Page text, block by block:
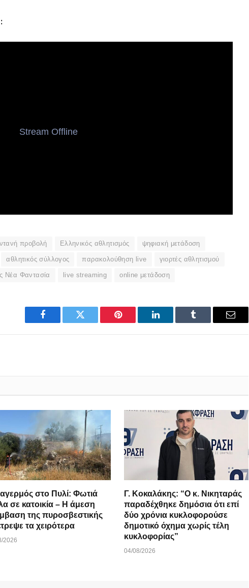
προβολή Ελληνικός αθλητισμός ψηφιακή μετάδοση
αθλητικός σύλλογος παρακολούθηση live γιορτές αθλητισμού
Νέα Φαντασία live streaming online μετάδοση
Facebook Twitter Pinterest LinkedIn Tumblr Email
στο Πυλί: Φωτιά
σε κατοικία – Η άμεση
της πυροσβεστικής
τα χειρότερα
2026
Γ. Κοκαλάκης: “Ο κ. Νικηταράς
παραδέχθηκε δημόσια ότι επί
δύο χρόνια κυκλοφορούσε
δημοτικό όχημα χωρίς τέλη
κυκλοφορίας”
04/08/2026